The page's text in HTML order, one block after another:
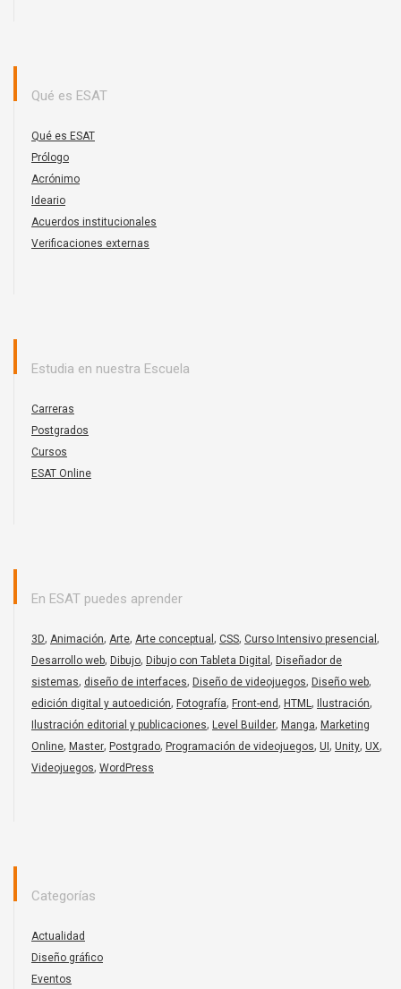
Qué es ESAT
Qué es ESAT
Prólogo
Acrónimo
Ideario
Acuerdos institucionales
Verificaciones externas
Estudia en nuestra Escuela
Carreras
Postgrados
Cursos
ESAT Online
En ESAT puedes aprender
3D, Animación, Arte, Arte conceptual , CSS, Curso Intensivo presencial ,
Desarrollo web, Dibujo, Dibujo con Tableta Digital , Diseñador de
sistemas, diseño de interfaces, Diseño de videojuegos, Diseño web,
edición digital y autoedición, Fotografía, Front-end, HTML , Ilustración,
Ilustración editorial y publicaciones, Level Builder, Manga, Marketing
Online, Master, Postgrado, Programación de videojuegos, UI, Unity, UX,
Videojuegos, WordPress
Categorías
Actualidad
Diseño gráfico
Eventos